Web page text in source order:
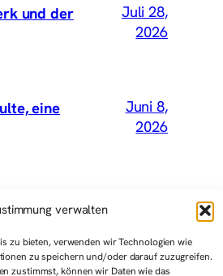
verwalten
zu bieten, verwenden wir Technologien wie
zu speichern und/oder darauf zuzugreifen.
zustimmst, können wir Daten wie das
und der
Juli 28,
2026
eine
Juni 8,
2026
mitnehmen